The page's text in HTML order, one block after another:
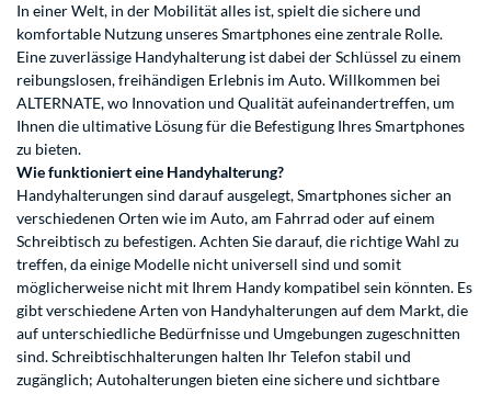
In einer Welt, in der Mobilität alles ist, spielt die sichere und
komfortable Nutzung unseres Smartphones eine zentrale Rolle.
Eine zuverlässige Handyhalterung ist dabei der Schlüssel zu einem
reibungslosen, freihändigen Erlebnis im Auto. Willkommen bei
ALTERNATE, wo Innovation und Qualität aufeinandertreffen, um
Ihnen die ultimative Lösung für die Befestigung Ihres Smartphones
zu bieten.
Wie funktioniert eine Handyhalterung?
Handyhalterungen sind darauf ausgelegt, Smartphones sicher an
verschiedenen Orten wie im Auto, am Fahrrad oder auf einem
Schreibtisch zu befestigen. Achten Sie darauf, die richtige Wahl zu
treffen, da einige Modelle nicht universell sind und somit
möglicherweise nicht mit Ihrem Handy kompatibel sein könnten. Es
gibt verschiedene Arten von Handyhalterungen auf dem Markt, die
auf unterschiedliche Bedürfnisse und Umgebungen zugeschnitten
sind. Schreibtischhalterungen halten Ihr Telefon stabil und
zugänglich; Autohalterungen bieten eine sichere und sichtbare